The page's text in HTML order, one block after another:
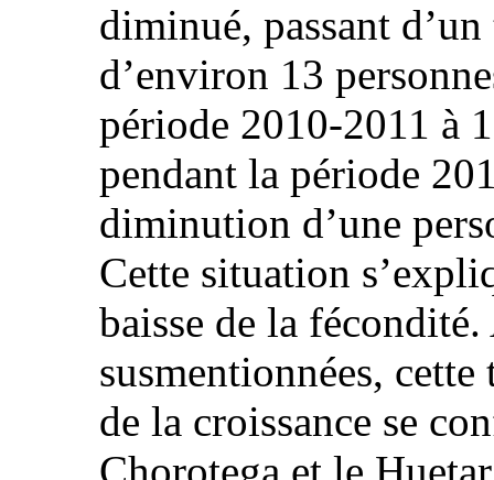
diminué, passant
d’environ 13
période 2010-2011 à
pendant la période
diminution d’une
Cette situation
baisse de la
susmentionnées,
de la croissance se